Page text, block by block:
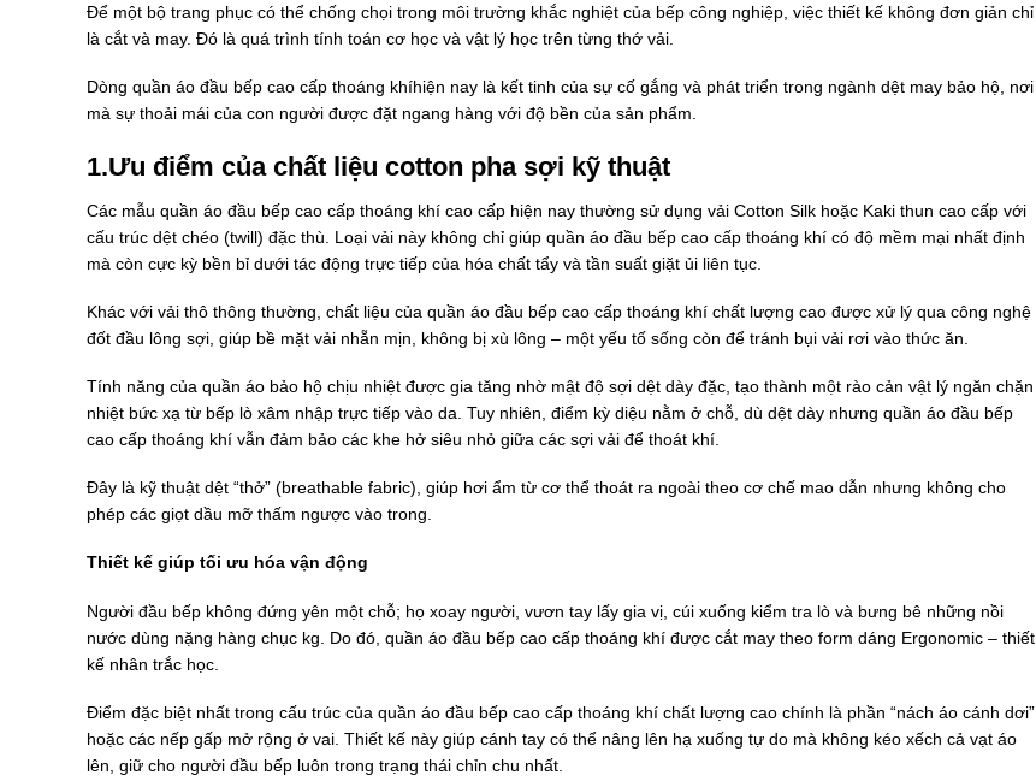
Để một bộ trang phục có thể chống chọi trong môi trường khắc nghiệt của bếp công nghiệp, việc thiết kế không đơn giản chỉ
là cắt và may. Đó là quá trình tính toán cơ học và vật lý học trên từng thớ vải.
Dòng quần áo đầu bếp cao cấp thoáng khíhiện nay là kết tinh của sự cố gắng và phát triển trong ngành dệt may bảo hộ, nơi
mà sự thoải mái của con người được đặt ngang hàng với độ bền của sản phẩm.
1.Ưu điểm của chất liệu cotton pha sợi kỹ thuật
Các mẫu quần áo đầu bếp cao cấp thoáng khí cao cấp hiện nay thường sử dụng vải Cotton Silk hoặc Kaki thun cao cấp với
cấu trúc dệt chéo (twill) đặc thù. Loại vải này không chỉ giúp quần áo đầu bếp cao cấp thoáng khí có độ mềm mại nhất định
mà còn cực kỳ bền bỉ dưới tác động trực tiếp của hóa chất tẩy và tần suất giặt ủi liên tục.
Khác với vải thô thông thường, chất liệu của quần áo đầu bếp cao cấp thoáng khí chất lượng cao được xử lý qua công nghệ
đốt đầu lông sợi, giúp bề mặt vải nhẵn mịn, không bị xù lông – một yếu tố sống còn để tránh bụi vải rơi vào thức ăn.
Tính năng của quần áo bảo hộ chịu nhiệt được gia tăng nhờ mật độ sợi dệt dày đặc, tạo thành một rào cản vật lý ngăn chặn
nhiệt bức xạ từ bếp lò xâm nhập trực tiếp vào da. Tuy nhiên, điểm kỳ diệu nằm ở chỗ, dù dệt dày nhưng quần áo đầu bếp
cao cấp thoáng khí vẫn đảm bảo các khe hở siêu nhỏ giữa các sợi vải để thoát khí.
Đây là kỹ thuật dệt “thở” (breathable fabric), giúp hơi ẩm từ cơ thể thoát ra ngoài theo cơ chế mao dẫn nhưng không cho
phép các giọt dầu mỡ thấm ngược vào trong.
Thiết kế giúp tối ưu hóa vận động
Người đầu bếp không đứng yên một chỗ; họ xoay người, vươn tay lấy gia vị, cúi xuống kiểm tra lò và bưng bê những nồi
nước dùng nặng hàng chục kg. Do đó, quần áo đầu bếp cao cấp thoáng khí được cắt may theo form dáng Ergonomic – thiết
kế nhân trắc học.
Điểm đặc biệt nhất trong cấu trúc của quần áo đầu bếp cao cấp thoáng khí chất lượng cao chính là phần “nách áo cánh dơi”
hoặc các nếp gấp mở rộng ở vai. Thiết kế này giúp cánh tay có thể nâng lên hạ xuống tự do mà không kéo xếch cả vạt áo
lên, giữ cho người đầu bếp luôn trong trạng thái chỉn chu nhất.